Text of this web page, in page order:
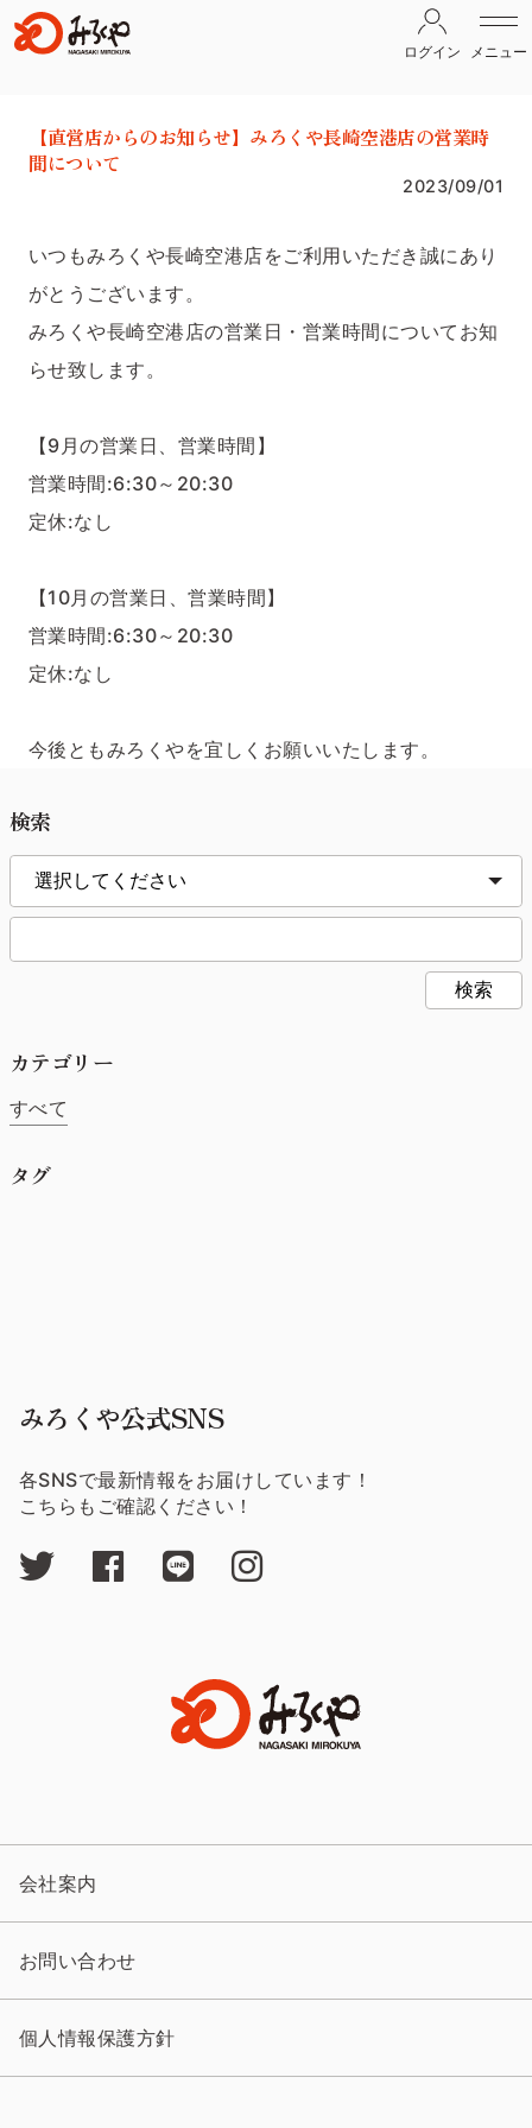
ログイン メニュー
【直営店からのお知らせ】みろくや長崎空港店の営業時
間について
2023/09/01
いつもみろくや長崎空港店をご利用いただき誠にあり
がとうございます。
みろくや長崎空港店の営業日・営業時間についてお知
らせ致します。
【9月の営業日、営業時間】
営業時間:6:30～20:30
定休:なし
【10月の営業日、営業時間】
営業時間:6:30～20:30
定休:なし
今後ともみろくやを宜しくお願いいたします。
検索
検索
カテゴリー
すべて
タグ
みろくや公式SNS
各SNSで最新情報をお届けしています！
こちらもご確認ください！
会社案内
お問い合わせ
個人情報保護方針